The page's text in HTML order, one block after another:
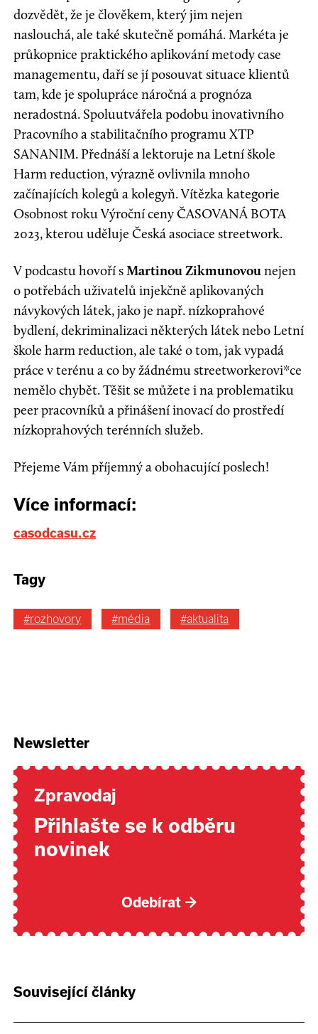
dozvědět, že je člověkem, který jim nejen
naslouchá, ale také skutečně pomáhá. Markéta je
průkopnice praktického aplikování metody case
managementu, daří se jí posouvat situace klientů
tam, kde je spolupráce náročná a prognóza
neradostná. Spoluutvářela podobu inovativního
Pracovního a stabilitačního programu XTP
SANANIM. Přednáší a lektoruje na Letní škole
Harm reduction, výrazně ovlivnila mnoho
začínajících kolegů a kolegyň. Vítězka kategorie
Osobnost roku Výroční ceny ČASOVANÁ BOTA
2023, kterou uděluje Česká asociace streetwork.
V podcastu hovoří sMartinou Zikmunovounejen
o potřebách uživatelů injekčně aplikovaných
návykových látek, jako je např. nízkoprahové
bydlení, dekriminalizaci některých látek nebo Letní
škole harm reduction, ale také o tom, jak vypadá
práce v terénu a co by žádnému streetworkerovi*ce
nemělo chybět. Těšit se můžete i na problematiku
peer pracovníků a přinášení inovací do prostředí
nízkoprahových terénních služeb.
Přejeme Vám příjemný a obohacující poslech!
Více informací:
casodcasu.cz
Tagy
#rozhovory #média #aktualita
Newsletter
Zpravodaj
Přihlašte se k odběru
novinek
Odebírat →
Související články